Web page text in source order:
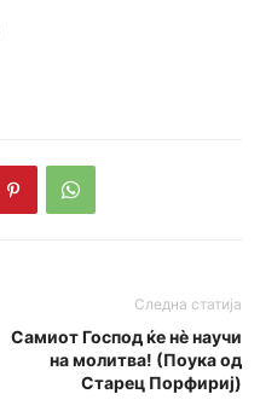
Следна статија
Самиот Господ ќе нè научи
на молитва! (Поука од
Старец Порфириј)